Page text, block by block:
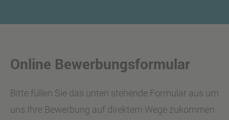
Online Bewerbungsformular
Bitte füllen Sie das unten stehende Formular aus um
uns Ihre Bewerbung auf direktem Wege zukommen